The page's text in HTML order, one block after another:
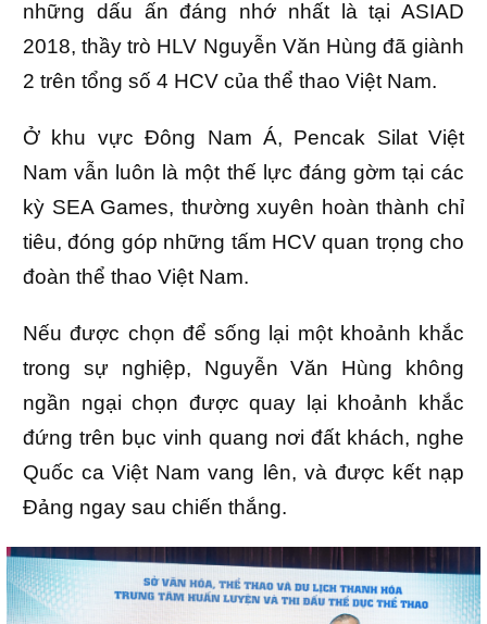
những dấu ấn đáng nhớ nhất là tại ASIAD
2018, thầy trò HLV Nguyễn Văn Hùng đã giành
2 trên tổng số 4 HCV của thể thao Việt Nam.
Ở khu vực Đông Nam Á, Pencak Silat Việt
Nam vẫn luôn là một thế lực đáng gờm tại các
kỳ SEA Games, thường xuyên hoàn thành chỉ
tiêu, đóng góp những tấm HCV quan trọng cho
đoàn thể thao Việt Nam.
Nếu được chọn để sống lại một khoảnh khắc
trong sự nghiệp, Nguyễn Văn Hùng không
ngần ngại chọn được quay lại khoảnh khắc
đứng trên bục vinh quang nơi đất khách, nghe
Quốc ca Việt Nam vang lên, và được kết nạp
Đảng ngay sau chiến thắng.